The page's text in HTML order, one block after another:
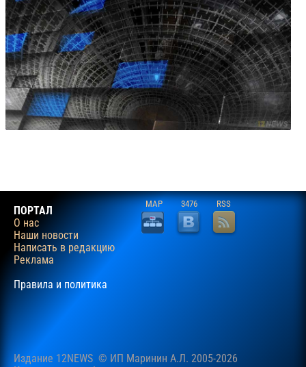
ПОРТАЛ
О нас
Наши новости
Написать в редакцию
Реклама
Правила и политика
MAP 3476 RSS
Издание 12NEWS © ИП Маринин А.Л. 2005-2026